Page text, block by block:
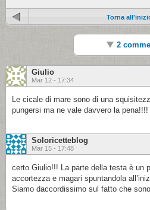
Torna
2
Giulio
Mar 12 - 17:34
Le cicale di mare sono di una
pungersi ma ne vale davvero la pena!!!!
Soloricetteblog
Mar 15 - 17:48
certo Giulio!!! La parte della testa è un
accortezza e magari spuntandola
Siamo daccordissimo sul fatto che